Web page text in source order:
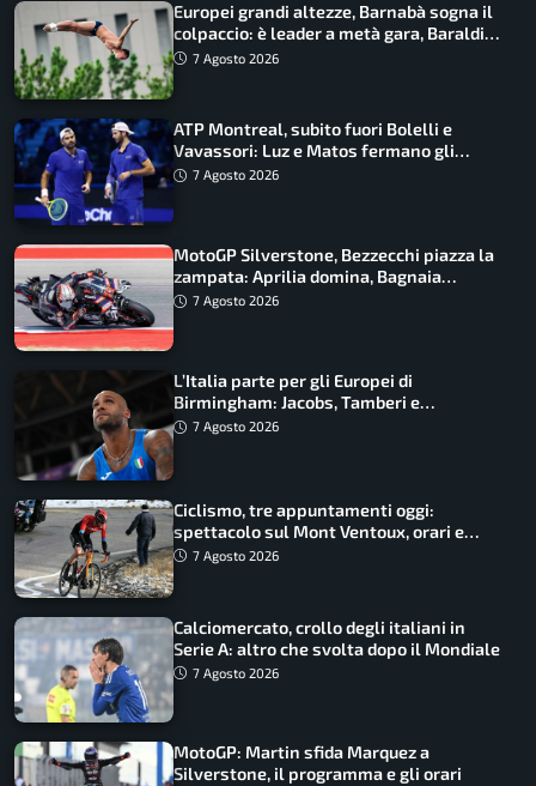
Europei grandi altezze, Barnabà sogna il
colpaccio: è leader a metà gara, Baraldi
ancora in corsa
7 Agosto 2026
ATP Montreal, subito fuori Bolelli e
Vavassori: Luz e Matos fermano gli
azzurri
7 Agosto 2026
MotoGP Silverstone, Bezzecchi piazza la
zampata: Aprilia domina, Bagnaia
costretto al Q1
7 Agosto 2026
L’Italia parte per gli Europei di
Birmingham: Jacobs, Tamberi e
Battocletti guidano una spedizione
7 Agosto 2026
Ciclismo, tre appuntamenti oggi:
spettacolo sul Mont Ventoux, orari e
come vederli
7 Agosto 2026
Calciomercato, crollo degli italiani in
Serie A: altro che svolta dopo il Mondiale
7 Agosto 2026
MotoGP: Martin sfida Marquez a
Silverstone, il programma e gli orari